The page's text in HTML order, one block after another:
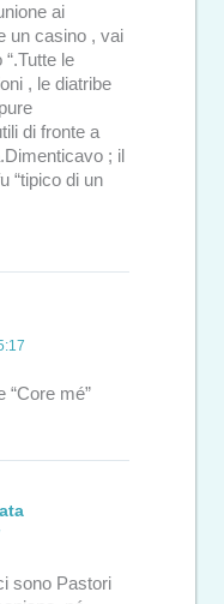
ai
un casino , vai
le
, le diatribe
di fronte a
; il
“tipico di un
“Core mé”
sono Pastori